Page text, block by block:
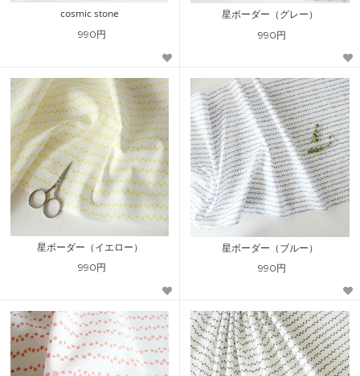
cosmic stone
990円
星ボーダー（グレー）
990円
星ボーダー（イエロー）
990円
星ボーダー（ブルー）
990円